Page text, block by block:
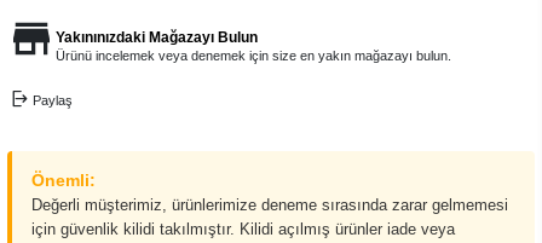
Yakınınızdaki Mağazayı Bulun
Ürünü incelemek veya denemek için size en yakın mağazayı bulun.
Paylaş
Önemli:
Değerli müşterimiz, ürünlerimize deneme sırasında zarar gelmemesi
için güvenlik kilidi takılmıştır. Kilidi açılmış ürünler iade veya